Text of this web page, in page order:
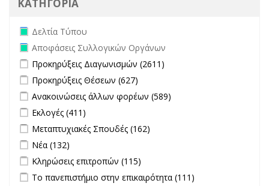
ΚΑΤΗΓΟΡΙΑ
Remove Δελτία Τύπου filter
Δελτία Τύπου
Remove Αποφάσεις Συλλογικών Οργάνων filter
Αποφάσεις Συλλογικών Οργάνων
Apply Προκηρύξεις Διαγωνισμών filter
Προκηρύξεις Διαγωνισμών (2611)
Apply Προκηρύξεις Θέσεων filter
Προκηρύξεις Θέσεων (627)
Apply Ανακοινώσεις άλλων φορέων filter
Ανακοινώσεις άλλων φορέων (589)
Apply Εκλογές filter
Εκλογές (411)
Apply Μεταπτυχιακές Σπουδές filter
Μεταπτυχιακές Σπουδές (162)
Apply Νέα filter
Νέα (132)
Apply Κληρώσεις επιτροπών filter
Κληρώσεις επιτροπών (115)
Apply Το πανεπιστήμιο στην επικαιρότητα filter
Το πανεπιστήμιο στην επικαιρότητα (111)